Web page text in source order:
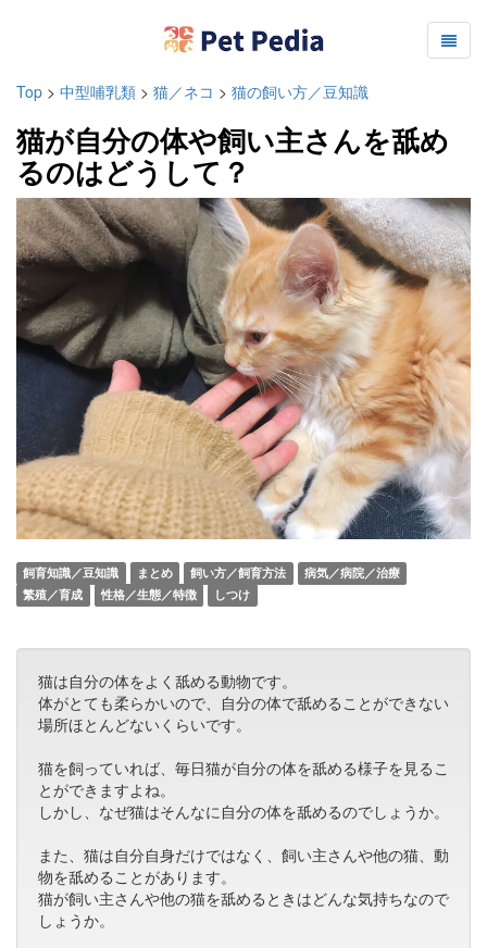
Top > 中型哺乳類 > 猫／ネコ > 猫の飼い方／豆知識
猫が自分の体や飼い主さんを舐め
るのはどうして？
飼育知識／豆知識 まとめ 飼い方／飼育方法
病気／病院／治療
繁殖／育成
性格／生態／特徴 しつけ
猫は自分の体をよく舐める動物です。
体がとても柔らかいので、自分の体で舐めることができない
場所ほとんどないくらいです。
猫を飼っていれば、毎日猫が自分の体を舐める様子を見るこ
とができますよね。
しかし、なぜ猫はそんなに自分の体を舐めるのでしょうか。
また、猫は自分自身だけではなく、飼い主さんや他の猫、動
物を舐めることがあります。
猫が飼い主さんや他の猫を舐めるときはどんな気持ちなので
しょうか。